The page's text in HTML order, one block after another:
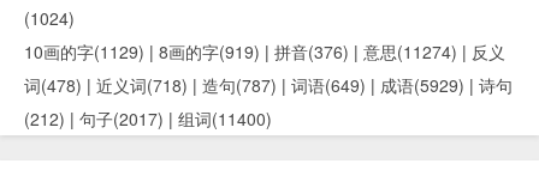
(1024)
10画的字(1129) | 8画的字(919) | 拼音(376) | 意思(11274) | 反义
词(478) | 近义词(718) | 造句(787) | 词语(649) | 成语(5929) | 诗句
(212) | 句子(2017) | 组词(11400)